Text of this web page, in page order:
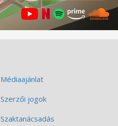
Médiaajánlat
Szerzői jogok
Szaktanácsadás